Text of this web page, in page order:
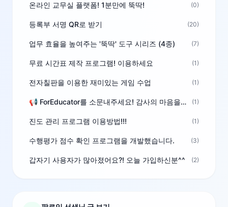
온라인 교무실 플랫폼! 1분만에 뚝딱! (0)
등록부 서명 QR로 받기 (20)
업무 효율을 높여주는 '뚝딱' 도구 시리즈 (4종) (7)
무료 시간표 제작 프로그램! 이용하세요 (1)
전자칠판을 이용한 재미있는 게임 수업 (1)
📢 ForEducator를 소문내주세요! 감사의 마음을 담은 포인트 선물 (1)
진도 관리 프로그램 이용방법!!! (1)
수행평가 점수 확인 프로그램을 개발했습니다. (3)
갑자기 사용자가 많아졌어요?! 오늘 가입하신분^^ (2)